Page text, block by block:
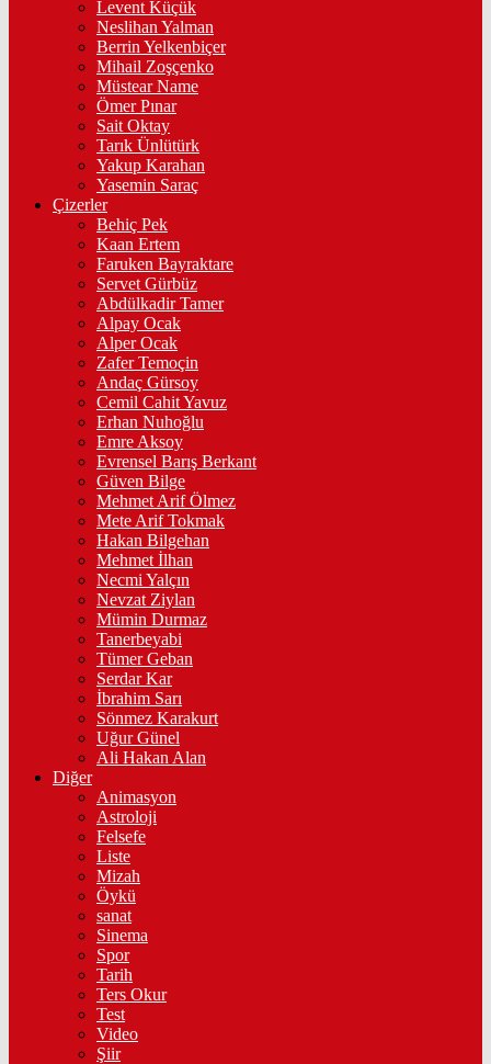
Levent Küçük
Neslihan Yalman
Berrin Yelkenbiçer
Mihail Zoşçenko
Müstear Name
Ömer Pınar
Sait Oktay
Tarık Ünlütürk
Yakup Karahan
Yasemin Saraç
Çizerler
Behiç Pek
Kaan Ertem
Faruken Bayraktare
Servet Gürbüz
Abdülkadir Tamer
Alpay Ocak
Alper Ocak
Zafer Temoçin
Andaç Gürsoy
Cemil Cahit Yavuz
Erhan Nuhoğlu
Emre Aksoy
Evrensel Barış Berkant
Güven Bilge
Mehmet Arif Ölmez
Mete Arif Tokmak
Hakan Bilgehan
Mehmet İlhan
Necmi Yalçın
Nevzat Ziylan
Mümin Durmaz
Tanerbeyabi
Tümer Geban
Serdar Kar
İbrahim Sarı
Sönmez Karakurt
Uğur Günel
Ali Hakan Alan
Diğer
Animasyon
Astroloji
Felsefe
Liste
Mizah
Öykü
sanat
Sinema
Spor
Tarih
Ters Okur
Test
Video
Şiir